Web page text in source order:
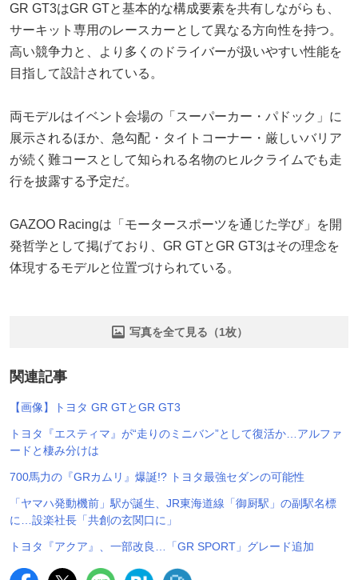
GR GT3はGR GTと基本的な構成要素を共有しながらも、
サーキット専用のレースカーとして異なる方向性を持つ。
高い競争力と、より多くのドライバーが扱いやすい性能を
目指して設計されている。
両モデルはイベント会場の「スーパーカー・パドック」に
展示されるほか、急勾配・タイトコーナー・厳しいバリア
が続く難コースとして知られる名物のヒルクライムでも走
行を披露する予定だ。
GAZOO Racingは「モータースポーツを通じた学び」を開
発哲学として掲げており、GR GTとGR GT3はその理念を
体現するモデルと位置づけられている。
写真を全て見る（1枚）
関連記事
【画像】トヨタ GR GTとGR GT3
トヨタ『エスティマ』が“走りのミニバン”として復活か…アルファ
ードと棲み分けは
700馬力の『GRカムリ』爆誕!? トヨタ最強セダンの可能性
「ヤマハ発動機前」駅が誕生、JR東海道線「御厨駅」の副駅名標
に…設楽社長「共創の玄関口に」
トヨタ『アクア』、一部改良…「GR SPORT」グレード追加